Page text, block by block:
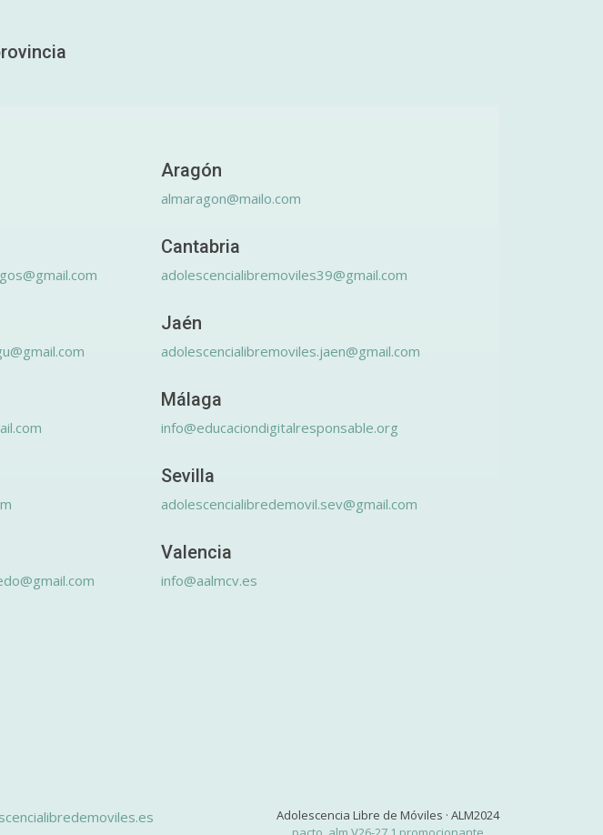
Aragón
almaragon@mailo.com
Cantabria
adolescencialibremoviles39@gmail.com
Jaén
adolescencialibremoviles.jaen@gmail.com
Málaga
info@educaciondigitalresponsable.org
Sevilla
adolescencialibredemovil.sev@gmail.com
Valencia
info@aalmcv.es
Adolescencia Libre de Móviles · ALM2024